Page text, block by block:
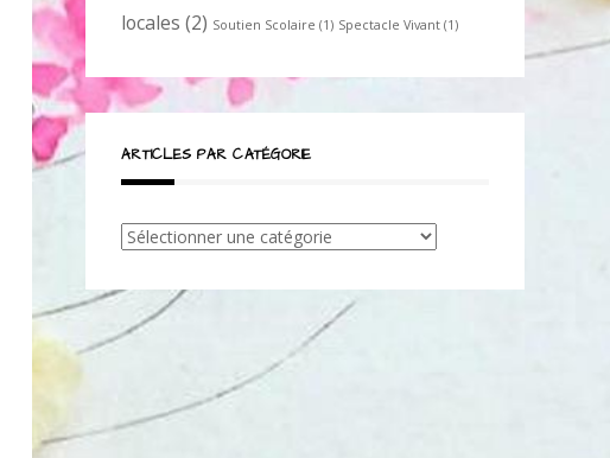
locales (2) Soutien Scolaire (1) Spectacle Vivant (1)
ARTICLES PAR CATÉGORIE
Articles
catégorie